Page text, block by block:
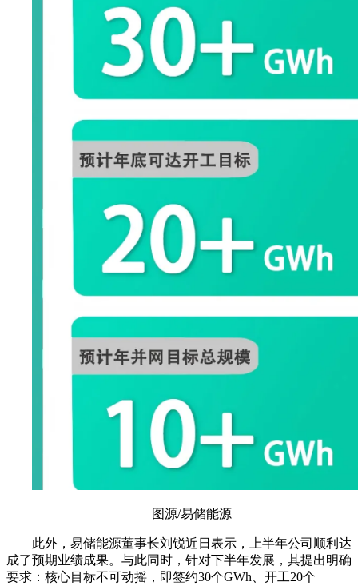
图源/易储能源
此外，易储能源董事长刘锐近日表示，上半年公司顺利达
成了预期业绩成果。与此同时，针对下半年发展，其提出明确
要求：核心目标不可动摇，即签约30个GWh、开工20个